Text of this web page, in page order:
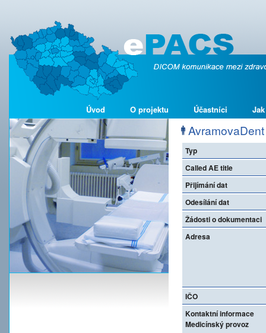
Úvod O projektu Účastníci
Typ
Called AE title
Přijímání dat
Odesílání dat
Žádosti o dokumentaci
Adresa
IČO
Kontaktní informace
Medicínský provoz